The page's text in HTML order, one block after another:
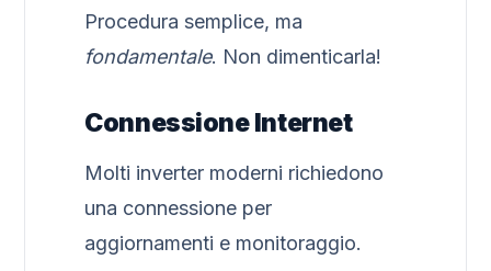
Procedura semplice, ma
fondamentale. Non dimenticarla!
Connessione Internet
Molti inverter moderni richiedono
una connessione per
aggiornamenti e monitoraggio.